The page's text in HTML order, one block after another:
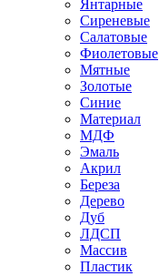
Янтарные
Сиреневые
Салатовые
Фиолетовые
Мятные
Золотые
Синие
Материал
МДФ
Эмаль
Акрил
Береза
Дерево
Дуб
ЛДСП
Массив
Пластик